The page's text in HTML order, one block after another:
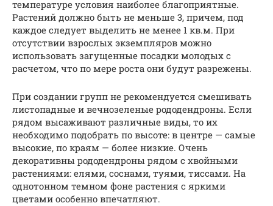
температуре условия наиболее благоприятные.
Растений должно быть не меньше 3, причем, под
каждое следует выделить не менее 1 кв.м. При
отсутствии взрослых экземпляров можно
использовать загущенные посадки молодых с
расчетом, что по мере роста они будут разрежены.
При создании групп не рекомендуется смешивать
листопадные и вечнозеленые рододендроны. Если
рядом высаживают различные виды, то их
необходимо подобрать по высоте: в центре — самые
высокие, по краям — более низкие. Очень
декоративны рододендроны рядом с хвойными
растениями: елями, соснами, туями, тиссами. На
однотонном темном фоне растения с яркими
цветами особенно впечатляют.